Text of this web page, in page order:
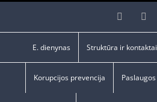
Facebook
E. dienynas Struktūra ir kontaktai
Korupcijos prevencija Paslaugos